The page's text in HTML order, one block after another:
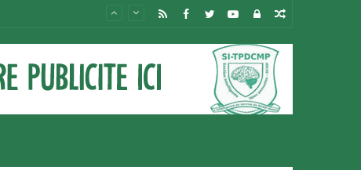
Article
Connexion
YouTube
Twitter
Facebook
RSS